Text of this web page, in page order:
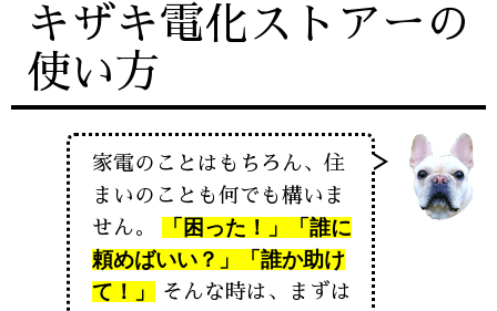
キザキ電化ストアーの
使い方
家電のことはもちろん、住
まいのことも何でも構いま
せん。
「困った！」「誰に
頼めばいい？」「誰か助け
て！」
そんな時は、まずは